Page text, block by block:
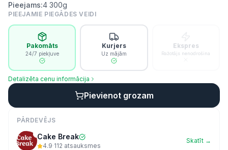
Pieejams:4 300g
PIEEJAMIE PIEGĀDES VEIDI
Pakomāts
24/7 piekļuve
Kurjers
Uz mājām
Ekspres
Ražotājs nenodrošina
Detalizēta cenu informācija
Pievienot grozam
PĀRDEVĒJS
Cake Break
4.9·112 atsauksmes
Skatīt →